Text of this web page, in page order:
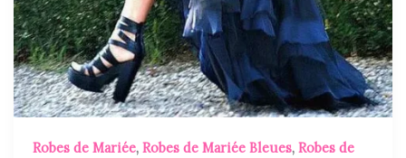
Robes de Mariée,Robes de Mariée Bleues,Robes de